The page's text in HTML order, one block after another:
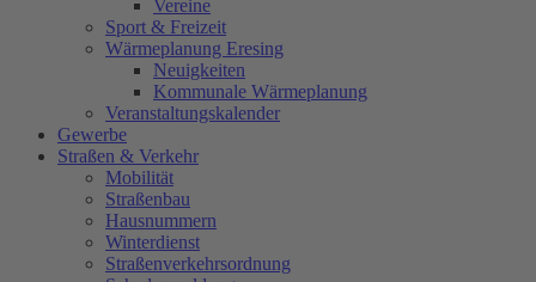
Vereine
Sport & Freizeit
Wärmeplanung Eresing
Neuigkeiten
Kommunale Wärmeplanung
Veranstaltungskalender
Gewerbe
Straßen & Verkehr
Mobilität
Straßenbau
Hausnummern
Winterdienst
Straßenverkehrsordnung